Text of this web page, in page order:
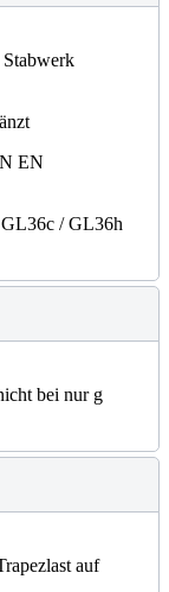
Stabwerk
EN
/ GL36h
bei nur g
auf